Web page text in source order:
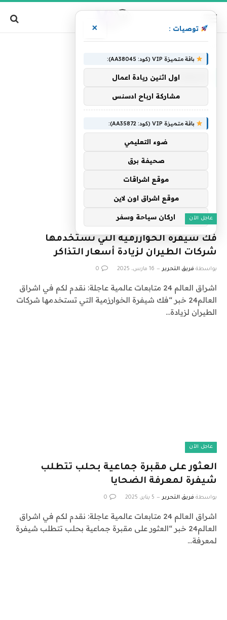
شيفرة
عاجل الآن
فك شيفرة الخوارزمية التي تستخدمها
شركات الطيران لزيادة أسعار التذاكر
بواسطة فريق التحرير 16 مارس، 2025 0
اشراق العالم 24 متابعات عالمية عاجلة: نقدم لكم في اشراق
العالم24 خبر “فك شيفرة الخوارزمية التي تستخدمها شركات
الطيران لزيادة…
عاجل الآن
العثور على مقبرة جماعية بحلب تتطلب
شيفرة لمعرفة الضحايا
بواسطة فريق التحرير 5 يناير، 2025 0
اشراق العالم 24 متابعات عالمية عاجلة: نقدم لكم في اشراق
العالم24 خبر “العثور على مقبرة جماعية بحلب تتطلب شيفرة
لمعرفة…
توصيات : ×
باقة متميزة VIP (كود: AA38045):
اول اثنين ريادة اعمال
مشاركة ارباح ادسنس
باقة متميزة VIP (كود: AA35872):
ضوء التعليمي
صحيفة برق
موقع اشراقات
موقع اشراق اون لاين
اركان سياحة وسفر